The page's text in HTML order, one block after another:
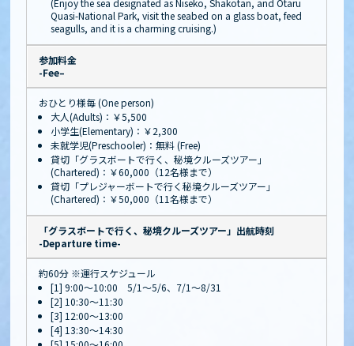
(Enjoy the sea designated as Niseko, Shakotan, and Otaru
Quasi-National Park, visit the seabed on a glass boat, feed
seagulls, and it is a charming cruising.)
参加料金
-Fee–
おひとり様毎 (One person)
大人(Adults)：￥5,500
小学生(Elementary)：￥2,300
未就学児(Preschooler)：無料 (Free)
貸切「グラスボートで行く、秘境クルーズツアー」
(Chartered)：￥60,000（12名様まで）
貸切「プレジャーボートで行く秘境クルーズツアー」
(Chartered)：￥50,000（11名様まで）
「グラスボートで行く、秘境クルーズツアー」出航時刻
-Departure time-
約60分 ※運行スケジュール
[1] 9:00～10:00 5/1～5/6、7/1～8/31
[2] 10:30～11:30
[3] 12:00～13:00
[4] 13:30～14:30